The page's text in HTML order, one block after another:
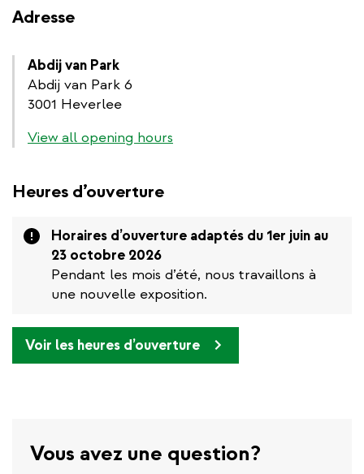
Adresse
Abdij van Park
Abdij van Park 6
3001 Heverlee
View all opening hours
Heures d’ouverture
Attention
Horaires d’ouverture adaptés du 1er juin au
23 octobre 2026
Pendant les mois d’été, nous travaillons à
une nouvelle exposition.
Voir les heures d’ouverture
Vous avez une question?